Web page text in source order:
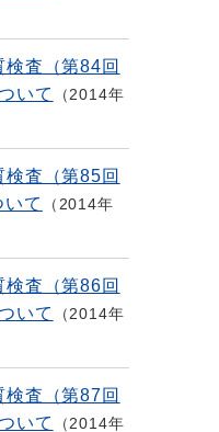
査（第84回
いて
2014年
査（第85回
て
2014年
査（第86回
いて
2014年
査（第87回
いて
2014年